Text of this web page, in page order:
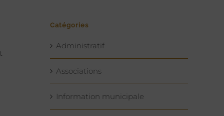
Catégories
Administratif
Associations
Information municipale